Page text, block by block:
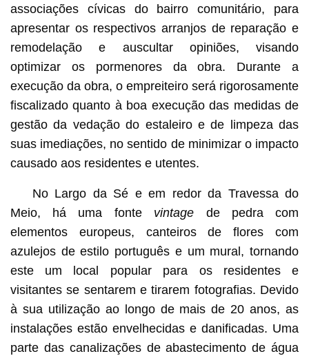
associações cívicas do bairro comunitário, para
apresentar os respectivos arranjos de reparação e
remodelação e auscultar opiniões, visando
optimizar os pormenores da obra. Durante a
execução da obra, o empreiteiro será rigorosamente
fiscalizado quanto à boa execução das medidas de
gestão da vedação do estaleiro e de limpeza das
suas imediações, no sentido de minimizar o impacto
causado aos residentes e utentes.
No Largo da Sé e em redor da Travessa do
Meio, há uma fonte vintage de pedra com
elementos europeus, canteiros de flores com
azulejos de estilo português e um mural, tornando
este um local popular para os residentes e
visitantes se sentarem e tirarem fotografias. Devido
à sua utilização ao longo de mais de 20 anos, as
instalações estão envelhecidas e danificadas. Uma
parte das canalizações de abastecimento de água